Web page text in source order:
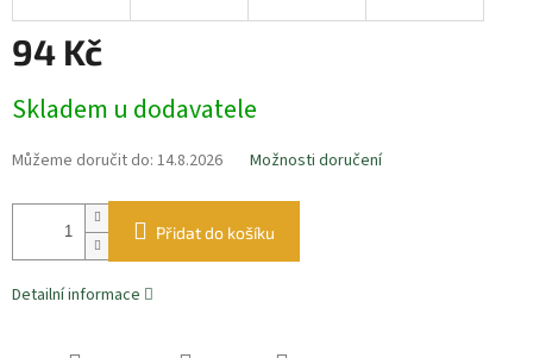
94 Kč
cena:
Skladem u dodavatele
Můžeme doručit do: 14.8.2026 Možnosti doručení
Přidat do košíku
Detailní informace